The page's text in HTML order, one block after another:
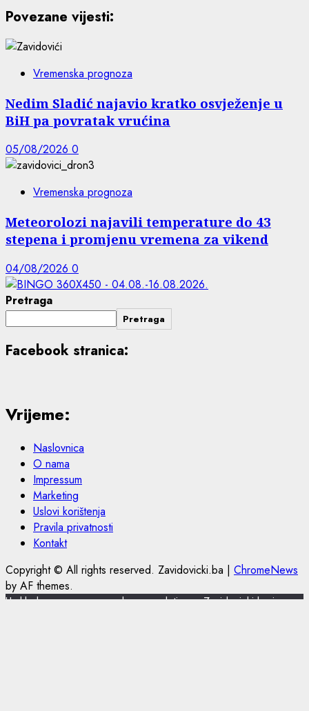
Povezane vijesti:
Vremenska prognoza
Nedim Sladić najavio kratko osvježenje u
BiH pa povratak vrućina
05/08/2026 0
Vremenska prognoza
Meteorolozi najavili temperature do 43
stepena i promjenu vremena za vikend
04/08/2026 0
Pretraga
Pretraga
Facebook stranica:
Vrijeme:
Naslovnica
O nama
Impressum
Marketing
Uslovi korištenja
Pravila privatnosti
Kontakt
Copyright © All rights reserved. Zavidovicki.ba | ChromeNews
by AF themes.
U skladu s novom europskom regulativom, Zavidovicki.ba je